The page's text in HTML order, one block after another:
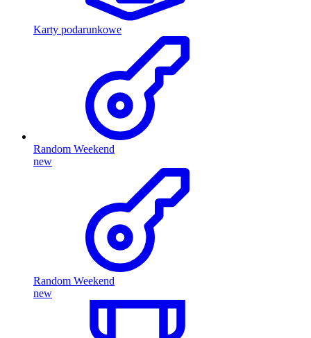
Karty podarunkowe
Random Weekend
new
Random Weekend
new